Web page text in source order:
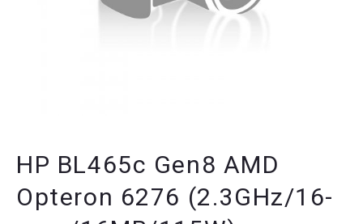
HP BL465c Gen8 AMD
Opteron 6276 (2.3GHz/16-